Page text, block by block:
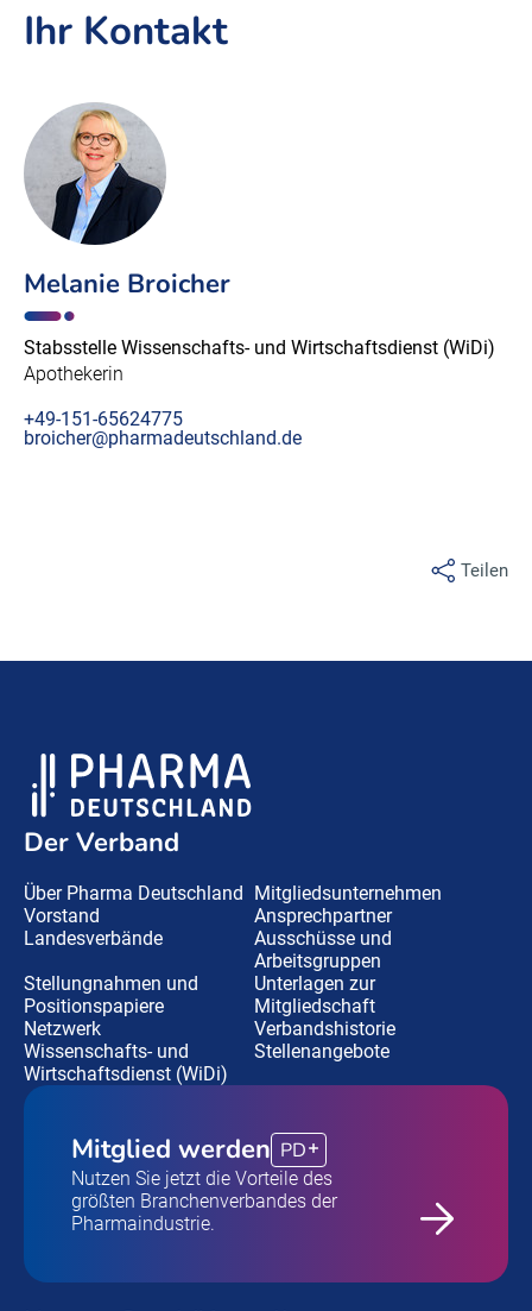
Ihr Kontakt
Melanie Broicher
Stabsstelle Wissenschafts- und Wirtschaftsdienst (WiDi)
Apothekerin
+49-151-65624775
broicher@pharmadeutschland.de
Teilen
Der Verband
Über Pharma Deutschland Mitgliedsunternehmen
Vorstand
Ansprechpartner
Landesverbände
Ausschüsse und
Arbeitsgruppen
Stellungnahmen und
Positionspapiere
Unterlagen zur
Mitgliedschaft
Netzwerk
Verbandshistorie
Wissenschafts- und
Wirtschaftsdienst (WiDi)
Stellenangebote
Mitglied werden PD
Nutzen Sie jetzt die Vorteile des
größten Branchenverbandes der
Pharmaindustrie.